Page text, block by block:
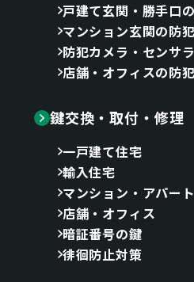
戸建て玄関・勝手口
マンション玄関の防
防犯カメラ・センサ
店舗・オフィスの防
鍵交換・取付・修理
一戸建て住宅
輸入住宅
マンション・アパート
店舗・オフィス
暗証番号の鍵
徘徊防止対策